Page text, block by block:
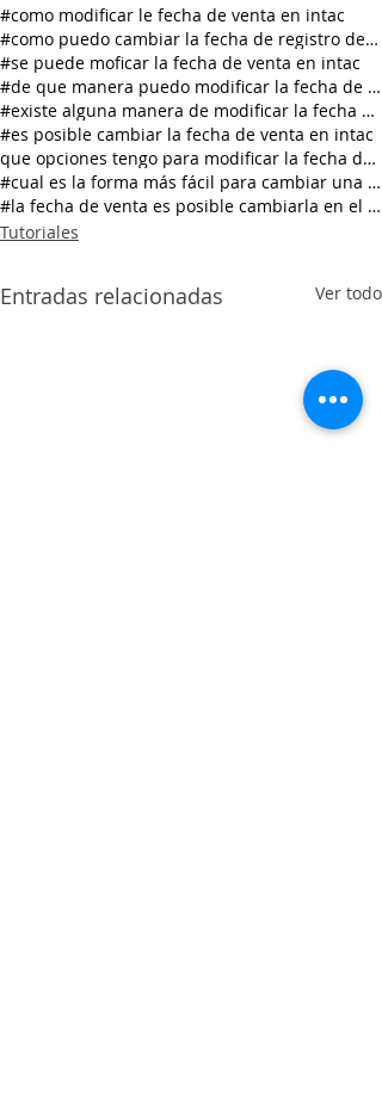
#como modificar le fecha de venta en intac
#como puedo cambiar la fecha de registro de venta
#se puede moficar la fecha de venta en intac
#de que manera puedo modificar la fecha de venta
#existe alguna manera de modificar la fecha de ven
#es posible cambiar la fecha de venta en intac
que opciones tengo para modificar la fecha de vent
#cual es la forma más fácil para cambiar una fecha
#la fecha de venta es posible cambiarla en el prog
Tutoriales
Entradas relacionadas Ver todo